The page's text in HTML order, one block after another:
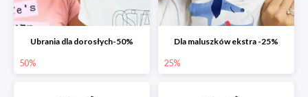
Ubrania dla dorosłych-50%
50%
Dla maluszków ekstra -25%
25%